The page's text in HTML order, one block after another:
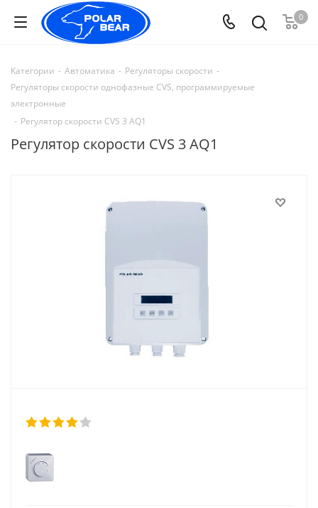
0
Категории - Автоматика - Регуляторы скорости -
Регуляторы скорости однофазные CVS, программируемые
электронные
- Регулятор скорости CVS 3 AQ1
Регулятор скорости CVS 3 AQ1